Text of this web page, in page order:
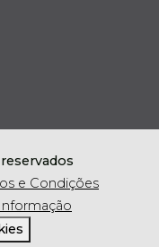
e Condições